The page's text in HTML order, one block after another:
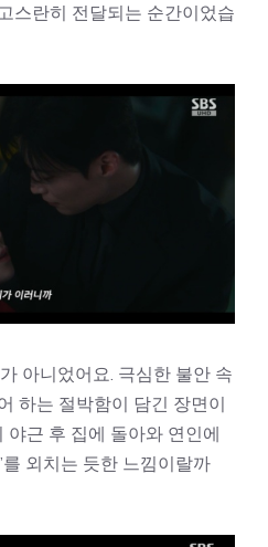
스란히 전달되는 순간이었습
아니었어요. 극심한 불안 속
하는 절박함이 담긴 장면이
근 후 집에 돌아와 연인에
를 외치는 듯한 느낌이랄까